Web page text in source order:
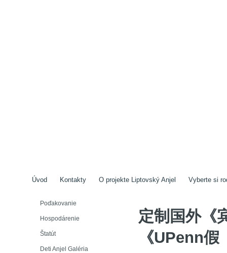
Úvod Kontakty O projekte Liptovský Anjel Vyberte si
Poďakovanie
Hospodárenie
Štatút
Deti Anjel Galéria
定制国外《
《UPenn假